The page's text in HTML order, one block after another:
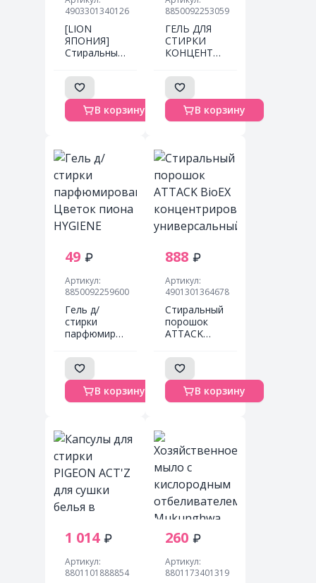
4903301340126
[LION
ЯПОНИЯ]
Стиральный
ТОП -
СУХОЕ
БЕЛЬЕ, для
сушки в
помещении
В корзину
8850092253059
ГЕЛЬ ДЛЯ
СТИРКИ
КОНЦЕНТРИРОВАННЫЙ
«ВЕСЕННЯЯ
МАГНОЛИЯ»
HYGIENE
Hygiene
Detergent
В корзину
49
Артикул:
8850092259600
Гель д/
стирки
парфюмированный
пиона
HYGIENE
Detergent
Peony
Blossom,
В корзину
888
Артикул:
4901301364678
Стиральный
порошок
ATTACK
концентрированный,
универсальный,
810 г
В корзину
1 014
Артикул:
8801101888854
260
Артикул:
8801173401319